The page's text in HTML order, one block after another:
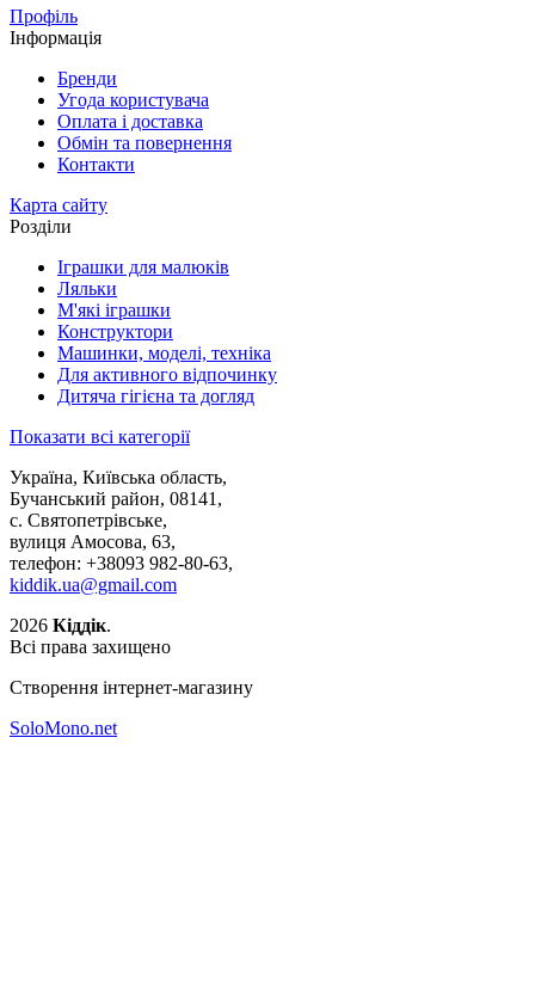
Профіль
Інформація
Бренди
Угода користувача
Оплата і доставка
Обмін та повернення
Контакти
Карта сайту
Розділи
Іграшки для малюків
Ляльки
М'які іграшки
Конструктори
Машинки, моделі, техніка
Для активного відпочинку
Дитяча гігієна та догляд
Показати всі категорії
Україна, Київська область,
Бучанський район, 08141,
с. Святопетрівське,
вулиця Амосова, 63,
телефон: +38093 982-80-63,
kiddik.ua@gmail.com
2026 Кіддік.
Всі права захищено
Створення інтернет-магазину
SoloMono.net